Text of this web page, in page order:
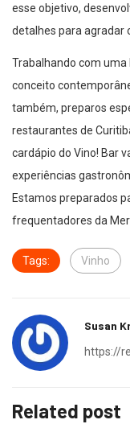
esse objetivo,
detalhes para agradar
Trabalhando com
conceito
também, preparos
restaurantes de
cardápio do Vino! Bar
experiências
Estamos preparados
frequentadores da
Tags: Vinho
Susan
https://
Related post